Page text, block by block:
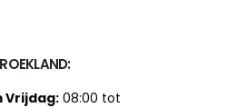
Vrijdag: 08:00 tot